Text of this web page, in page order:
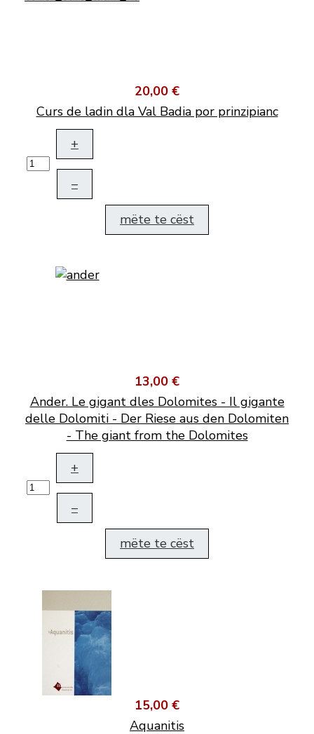
20,00 €
Curs de ladin dla Val Badia por prinzipianc
+
–
mëte te cëst
13,00 €
Ander. Le gigant dles Dolomites - Il gigante
delle Dolomiti - Der Riese aus den Dolomiten
- The giant from the Dolomites
+
–
mëte te cëst
15,00 €
Aquanitis